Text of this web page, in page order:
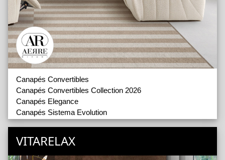
Canapés Convertibles
Canapés Convertibles Collection 2026
Canapés Elegance
Canapés Sistema Evolution
Fauteuils
Coussins et Poufs
VITARELAX